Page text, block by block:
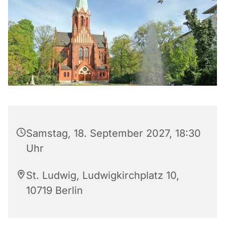
Samstag, 18. September 2027, 18:30
Uhr
St. Ludwig, Ludwigkirchplatz 10,
10719 Berlin